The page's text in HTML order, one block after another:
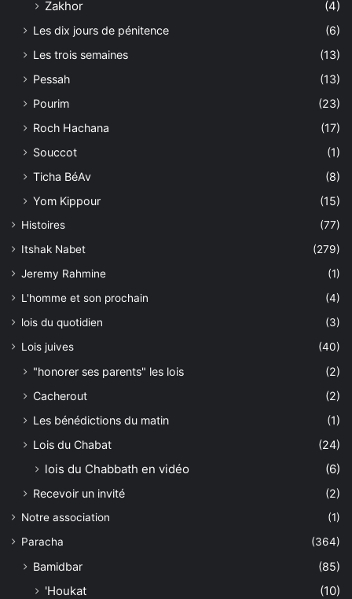
Zakhor (4)
Les dix jours de pénitence
(6)
Les trois semaines
(13)
Pessah
(13)
Pourim
(23)
Roch Hachana
(17)
Souccot
(1)
Ticha BéAv
(8)
Yom Kippour
(15)
Histoires
(77)
Itshak Nabet
(279)
Jeremy Rahmine
(1)
L'homme et son prochain
(4)
lois du quotidien
(3)
Lois juives
(40)
"honorer ses parents" les lois
(2)
Cacherout
(2)
Les bénédictions du matin
(1)
Lois du Chabat
(24)
lois du Chabbath en vidéo (6)
Recevoir un invité (2)
Notre association
(1)
Paracha
(364)
Bamidbar (85)
'Houkat
(10)